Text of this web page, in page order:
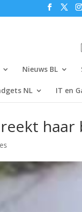
Nieuws BL
NL IT en
haar